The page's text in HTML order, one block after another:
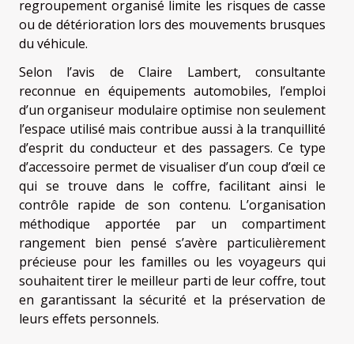
regroupement organisé limite les risques de casse
ou de détérioration lors des mouvements brusques
du véhicule.
Selon l’avis de Claire Lambert, consultante
reconnue en équipements automobiles, l’emploi
d’un organiseur modulaire optimise non seulement
l’espace utilisé mais contribue aussi à la tranquillité
d’esprit du conducteur et des passagers. Ce type
d’accessoire permet de visualiser d’un coup d’œil ce
qui se trouve dans le coffre, facilitant ainsi le
contrôle rapide de son contenu. L’organisation
méthodique apportée par un compartiment
rangement bien pensé s’avère particulièrement
précieuse pour les familles ou les voyageurs qui
souhaitent tirer le meilleur parti de leur coffre, tout
en garantissant la sécurité et la préservation de
leurs effets personnels.